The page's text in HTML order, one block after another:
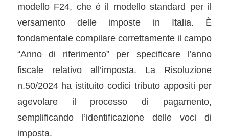
modello F24, che è il modello standard per il
versamento delle imposte in Italia. È
fondamentale compilare correttamente il campo
“Anno di riferimento” per specificare l’anno
fiscale relativo all’imposta. La Risoluzione
n.50/2024 ha istituito codici tributo appositi per
agevolare il processo di pagamento,
semplificando l’identificazione delle voci di
imposta.